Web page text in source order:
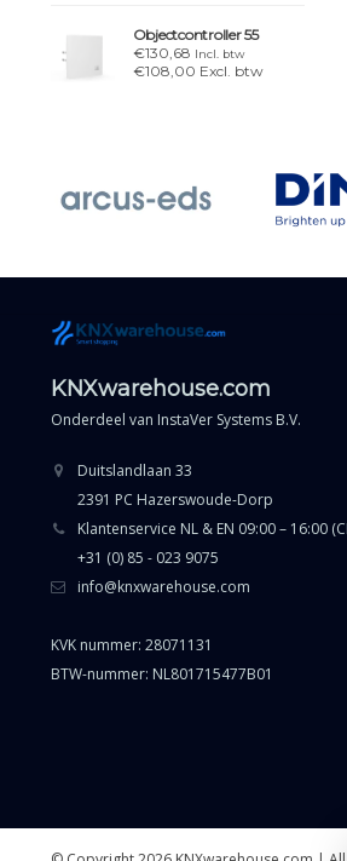
Objectcontroller 55
€130,68 Incl. btw
€108,00 Excl. btw
KNXwarehouse.com
Onderdeel van InstaVer Systems B.V.
Duitslandlaan 33
2391 PC Hazerswoude-Dorp
Klantenservice NL & EN 09:00 – 16:00
+31 (0) 85 - 023 9075
info@knxwarehouse.com
KVK nummer: 28071131
BTW-nummer: NL801715477B01